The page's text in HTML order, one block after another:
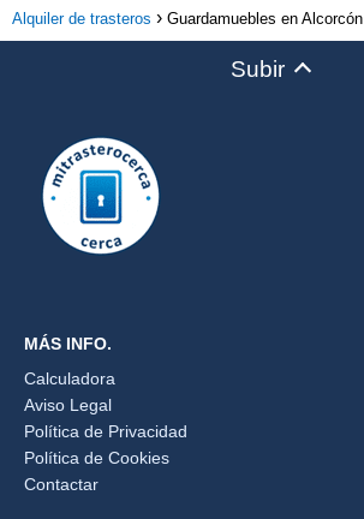
Alquiler de trasteros Guardamuebles en Alcorcón
Subir
MÁS INFO.
Calculadora
Aviso Legal
Política de Privacidad
Política de Cookies
Contactar